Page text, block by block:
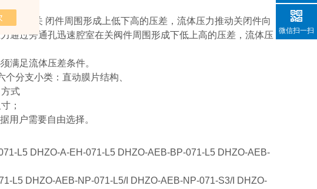
，在关 闭件周围形成上低下高的压差，流体压力推动关闭件向
通过旁通孔迅速腔室在关阀件周围形成下低上高的压差，流体压
满足流体压差条件。
分支小类：直动膜片结构、
式
；
用户需要自由选择。
L5 DHZO-A-EH-071-L5 DHZO-AEB-BP-071-L5 DHZO-AEB-
L5 DHZO-AEB-NP-071-L5/I DHZO-AEB-NP-071-S3/I DHZO-
微信扫一扫